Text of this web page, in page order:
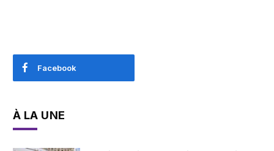
Facebook
À LA UNE